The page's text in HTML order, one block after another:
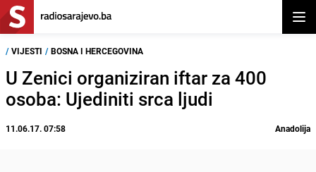
/ VIJESTI / BOSNA I HERCEGOVINA
U Zenici organiziran iftar za 400
osoba: Ujediniti srca ljudi
11.06.17. 07:58 Anadolija